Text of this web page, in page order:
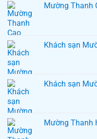
Mường Thanh
Khách sạn
Khách sạn
Mường Thanh